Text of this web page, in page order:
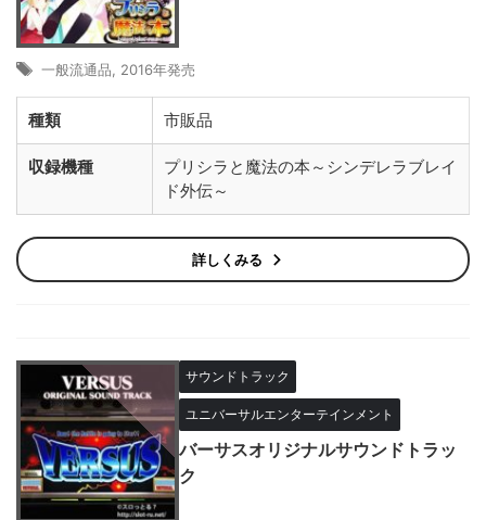
一般流通品 2016年発売
種類 市販品
収録機種
プリシラと魔法の本～シンデレラブレイ
ド外伝～
詳しくみる
サウンドトラック
ユニバーサルエンターテインメント
バーサスオリジナルサウンドトラッ
ク